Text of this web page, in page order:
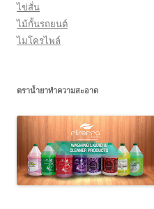
ไข่สั่น
ไม้กั้นรถยนต์
ไมโครไพล์
ตราน้ำยาทำความสะอาด